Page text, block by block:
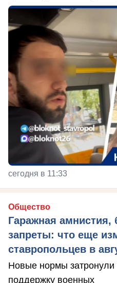
сегодня в 11:33
Общество
Гаражная амнистия,
запреты: что еще
ставропольцев в
Новые нормы затронули
поддержку военных